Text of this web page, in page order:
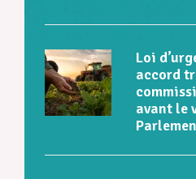
Loi
accord
avant le